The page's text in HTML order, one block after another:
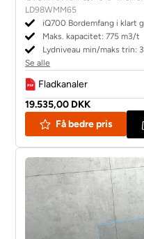
LD98WMM65
iQ700 Bordemfang i klart
Maks. kapacitet: 775 m3/t
Lydniveau min/maks trin:
Se alle
Fladkanaler
19.535,00 DKK
Få bedre pris